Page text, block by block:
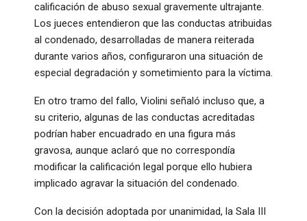
calificación de abuso sexual gravemente ultrajante.
Los jueces entendieron que las conductas atribuidas
al condenado, desarrolladas de manera reiterada
durante varios años, configuraron una situación de
especial degradación y sometimiento para la víctima.
En otro tramo del fallo, Violini señaló incluso que, a
su criterio, algunas de las conductas acreditadas
podrían haber encuadrado en una figura más
gravosa, aunque aclaró que no correspondía
modificar la calificación legal porque ello hubiera
implicado agravar la situación del condenado.
Con la decisión adoptada por unanimidad, la Sala III